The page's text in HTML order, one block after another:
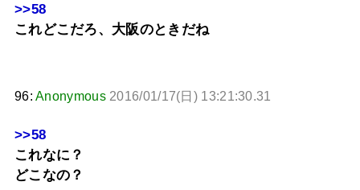
>>58
これどこだろ、大阪のときだね
96:Anonymous 2016/01/17(日) 13:21:30.31
>>58
これなに？
どこなの？